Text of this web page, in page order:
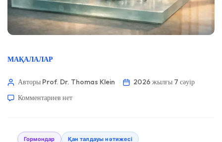
МАҚАЛАЛАР
Авторы Prof. Dr. Thomas Klein
2026 жылғы 7 сәуір
Комментариев нет
Гормондар Қан талдауы нәтижесі